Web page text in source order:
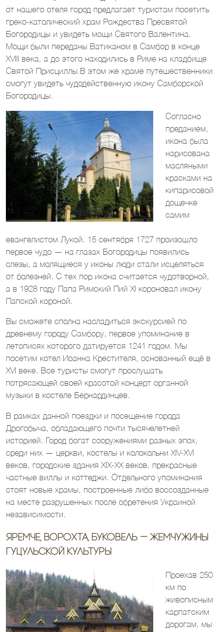
от нашего отеля город предлагает туристам посетить
греко-католический храм Рождества Пресвятой
Богородицы и увидеть мощи Святого Валентина.
Мощи были переданы Ватиканом в Самбор в конце
XVIII века, а до этого находились в Риме на кладбище
Святой Присциллы.В этом же храме путешественники
смогут увидеть чудодейственную икону Самборской
Богородицы.
Согласно
преданием,
икона была
нарисована
масляными
красками на
кипарисовой
дощечке
самим
евангелистом Лукой. 15 сентября 1727 произошло
первое чудо — на глазах Богородицы появились
слезы, а молящиеся у иконы люди стали исцеляться
от болезней. С тех пор икона считается чудотворной,
а в 1928 году Папа Римский Пий XI короновал икону
Папской короной.
Вы сможете сполна насладиться экскурсией по
древнему городу Самбору, первое упоминание в
летописях которого датируется 1241 годом. Мы
посетим котел Иоанна Крестителя, основанный ещё в
XVI веке. Все туристы смогут прослушать
потрясающей своей красотой концерт органной
музыки в костеле Бернардинцев.
В рамках данной поездки и посещение города
Дрогобыча, обладающего почти тысячелетней
историей. Город богат сооружениями разных эпох,
среди них — церкви, костелы и колокольни XIV-XVI
веков, городские здания XIX-XX веков, прекрасные
частные виллы и коттеджи. Отдельного упоминания
стоят новые храмы, построенные либо воссозданные
на месте разрушенных после обретения Украиной
независимости.
Яремче, Ворохта, Буковель — жемчужины
гуцульской культуры
Проехав 250
км по
живописным
карпатским
дорогам, мы